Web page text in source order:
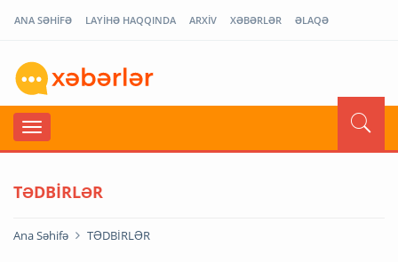
ANA SƏHİFƏ LAYİHƏ HAQQINDA ARXİV XƏBƏRLƏR ƏLAQƏ
TƏDBİRLƏR
Ana Səhifə TƏDBİRLƏR